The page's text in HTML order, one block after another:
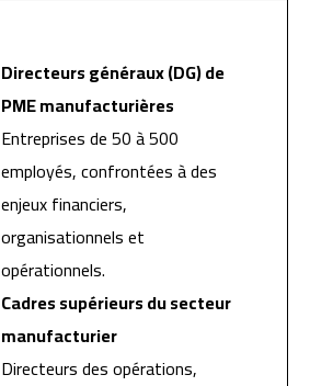
Directeurs généraux (DG) de
PME manufacturières
Entreprises de 50 à 500
employés, confrontées à des
enjeux financiers,
organisationnels et
opérationnels.
Cadres supérieurs du secteur
manufacturier
Directeurs des opérations,